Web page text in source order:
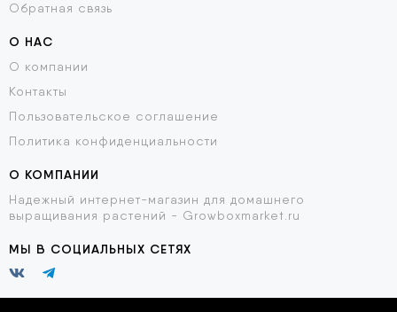
Обратная связь
О НАС
О компании
Контакты
Пользовательское соглашение
Политика конфиденциальности
О КОМПАНИИ
Надежный интернет-магазин для домашнего
выращивания растений - Growboxmarket.ru
МЫ В СОЦИАЛЬНЫХ СЕТЯХ